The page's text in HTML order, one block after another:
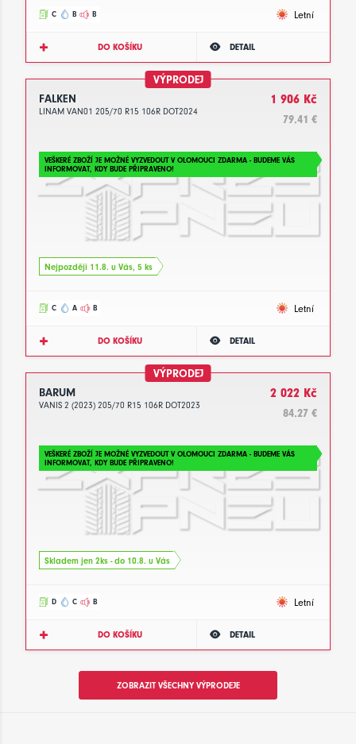
C B B Letní
DO KOŠÍKU DETAIL
VÝPRODEJ
FALKEN
LINAM VAN01 205/70 R15 106R DOT2024
1 906 Kč
79.41 €
VEŠKERÉ ZBOŽÍ JE MOŽNÉ VYZVEDOUT V OLOMOUCI ZDARMA - BUDEME VÁS
INFORMOVAT, KDY BUDE PŘIPRAVENO!
Nejpozději 11.8. u Vás, 5 ks
C A B Letní
DO KOŠÍKU DETAIL
VÝPRODEJ
BARUM
VANIS 2 (2023) 205/70 R15 106R DOT2023
2 022 Kč
84.27 €
VEŠKERÉ ZBOŽÍ JE MOŽNÉ VYZVEDOUT V OLOMOUCI ZDARMA - BUDEME VÁS
INFORMOVAT, KDY BUDE PŘIPRAVENO!
Skladem jen 2ks - do 10.8. u Vás
D C B Letní
DO KOŠÍKU DETAIL
ZOBRAZIT VŠECHNY VÝPRODEJE